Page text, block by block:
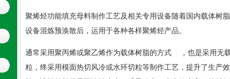
聚烯烃功能填充母料制作工艺及相关专用设备随着国内载体树
设备混炼预涣散后，运用于各种各样聚烯烃产品。
通常采用聚丙烯或聚乙烯作为载体树脂的方式 ，也是采用无
粒，终采用模面热切风冷或水环切粒等制作工艺，提升了生产